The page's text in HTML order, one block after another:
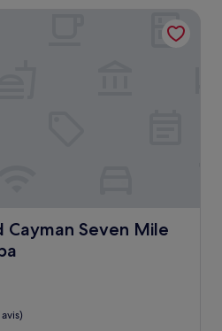
de
346 €
Cayman Seven Mile
Seven Mile Beach Resort &
Seven Mile Beach Resort & Spa